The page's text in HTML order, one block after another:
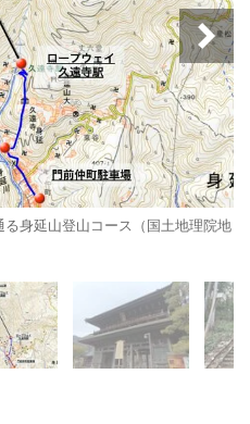
身延山登山コース（国土地理院地